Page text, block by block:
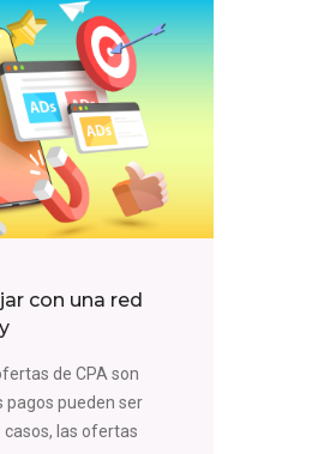
con una red
de CPA son
pagos pueden ser
casos, las ofertas